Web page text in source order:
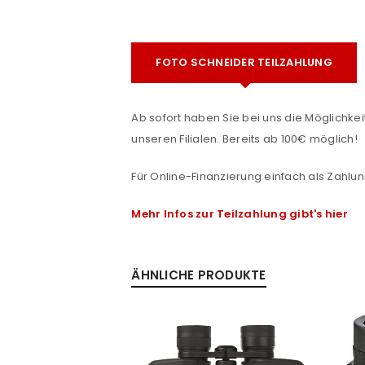
ANMELDEN
Benutzername oder E-Mail-
Passwort*
FOTO SCHNEIDER TEILZAHLUNG
Ab sofort haben Sie bei uns die
unseren Filialen. Bereits ab 100€ möglich!
Für Online-Finanzierung einfach als
Mehr Infos zur Teilzahlung gibt's hier
ÄHNLICHE PRODUKTE